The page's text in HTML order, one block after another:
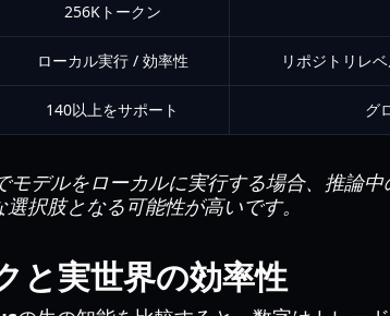
256Kトークン
ローカル実行 / 効率性 リポジトリレ
140以上をサポート グ
モデルをローカルに実行する場合、推論
択肢となる可能性が高いです。
と実世界の効率性